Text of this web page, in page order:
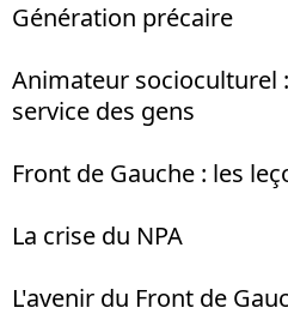
Génération précaire
Animateur socioculturel
service des gens
Front de Gauche : les
La crise du NPA
L'avenir du Front de